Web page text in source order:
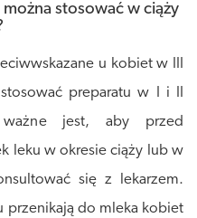
stosować w ciąży
u kobiet w III
preparatu w I i II
ważne jest, aby przed
leku w okresie ciąży lub w
się z lekarzem.
przenikają do mleka kobiet